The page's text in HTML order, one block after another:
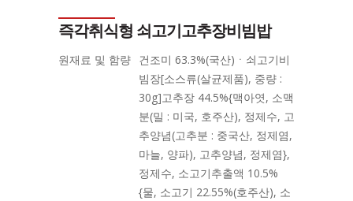
즉각취식형 쇠고기고추장비빔밥
원재료 및 함량 건조미 63.3%(국산)ㆍ쇠고기비
빔장[소스류(살균제품), 중량 :
30g]고추장 44.5%{맥아엿, 소맥
분(밀 : 미국, 호주산), 정제수, 고
추양념(고추분 : 중국산, 정제염,
마늘, 양파), 고추양념, 정제염},
정제수, 소고기추출액 10.5%
{물, 소고기 22.55%(호주산), 소